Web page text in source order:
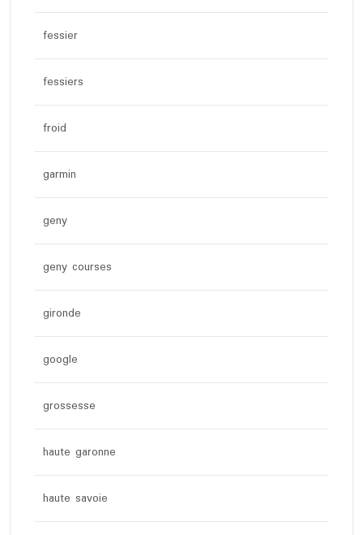
fessier
fessiers
froid
garmin
geny
geny courses
gironde
google
grossesse
haute garonne
haute savoie